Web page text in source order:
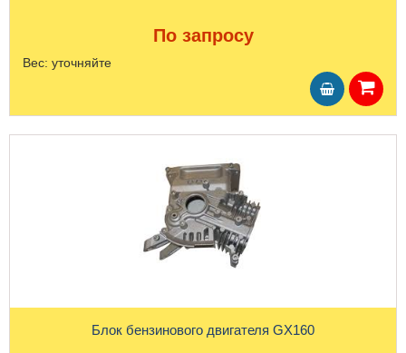
По запросу
Вес: уточняйте
Блок бензинового двигателя GX160